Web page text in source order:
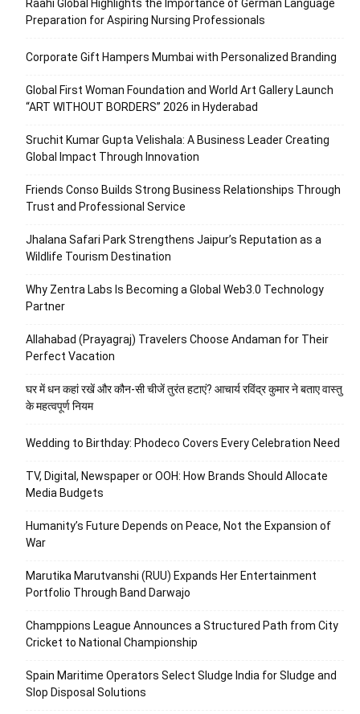
Raahi Global Highlights the Importance of German Language
Preparation for Aspiring Nursing Professionals
Corporate Gift Hampers Mumbai with Personalized Branding
Global First Woman Foundation and World Art Gallery Launch
“ART WITHOUT BORDERS” 2026 in Hyderabad
Sruchit Kumar Gupta Velishala: A Business Leader Creating
Global Impact Through Innovation
Friends Conso Builds Strong Business Relationships Through
Trust and Professional Service
Jhalana Safari Park Strengthens Jaipur’s Reputation as a
Wildlife Tourism Destination
Why Zentra Labs Is Becoming a Global Web3.0 Technology
Partner
Allahabad (Prayagraj) Travelers Choose Andaman for Their
Perfect Vacation
घर में धन कहां रखें और कौन-सी चीजें तुरंत हटाएं? आचार्य रविंद्र कुमार ने बताए वास्तु
के महत्वपूर्ण नियम
Wedding to Birthday: Phodeco Covers Every Celebration Need
TV, Digital, Newspaper or OOH: How Brands Should Allocate
Media Budgets
Humanity’s Future Depends on Peace, Not the Expansion of
War
Marutika Marutvanshi (RUU) Expands Her Entertainment
Portfolio Through Band Darwajo
Champpions League Announces a Structured Path from City
Cricket to National Championship
Spain Maritime Operators Select Sludge India for Sludge and
Slop Disposal Solutions